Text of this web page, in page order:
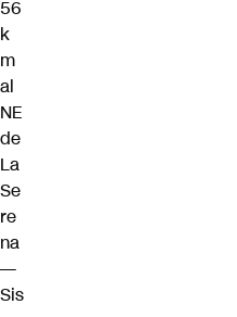
56
k
m
al
NE
de
La
Se
re
na
—
Sis